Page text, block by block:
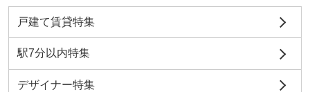
戸建て賃貸特集
駅7分以内特集
デザイナー特集